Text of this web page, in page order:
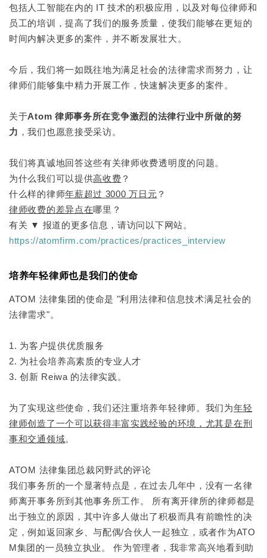
包括人工智能在内的 IT 技术的积极应用，以及对每位律师和
员工的培训，提高了我们的服务质量，使我们能够在更短的
时间内解决更多的案件，并不断发展壮大。
今后，我们将一如既往地为满足社会的法律需求而努力，让
律师们能够集中精力开展工作，快速解决更多的案件。
关于Atom 律师事务所在竞争激烈的法律行业中所做的努
力 ，我们也愿意接受采访。
我们将真诚地回答这些有关律师收费透明度的问题。
为什么我们可以提供高收费 ？
什么样的律师年薪超过 3000 万日元 ？
律师收费的差异点在哪里？
有关 ▼ 报道的更多信息，请访问以下网站。
https://atomfirm.com/practices/practices_interview
培养年轻律师也是我们的使命
ATOM 法律集团的使命是 "利用法律和信息技术满足社会的
法律需求"。
1. 为客户提供优质服务
2. 为社会培养高素质的专业人才
3. 创新 Reiwa 的法律实践。
为了实现这些使命，我们还注重培养年轻律师。我们为年轻
律师创造了一个可以获得丰富实践经验的环境，尤其是在刑
事和交通领域。
ATOM 法律集团总裁冈野武的评论
我们事务所的一个显著特点是，在过去几年中，没有一名律
师离开事务所到其他事务所工作。 所有离开律所的律师都是
出于独立的原因，其中许多人做出了积极而具有前瞻性的决
定，例如返回家乡、与配偶/合伙人一起独立，或者作为ATO
M集团的一员独立执业。 作为管理者，我非常高兴地看到助